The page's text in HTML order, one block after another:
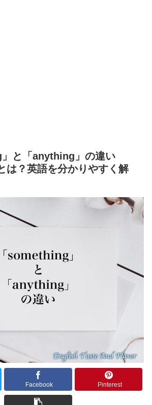
」と「anything」の違い
は？英語を分かりやすく解
Facebook Pinterest